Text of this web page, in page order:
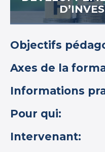
Objectifs
Axes de la
Informations
Pour qui:
Intervenant: